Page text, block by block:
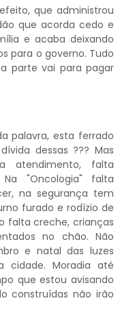
que administrou
que acorda cedo e
e acaba deixando
para o governo. Tudo
parte vai para pagar
palavra, esta ferrado
dessas ??? Mas
atendimento, falta
"Oncologia" falta
na segurança tem
furado e rodízio de
falta creche, crianças
no chão. Não
e natal das luzes
cidade. Moradia até
que estou avisando
construídas não irão